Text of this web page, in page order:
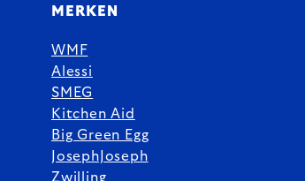
MERKEN
WMF
Alessi
SMEG
Kitchen Aid
Big Green Egg
JosephJoseph
Zwilling